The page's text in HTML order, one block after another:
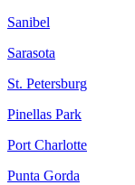
Sanibel
Sarasota
St. Petersburg
Pinellas Park
Port Charlotte
Punta Gorda